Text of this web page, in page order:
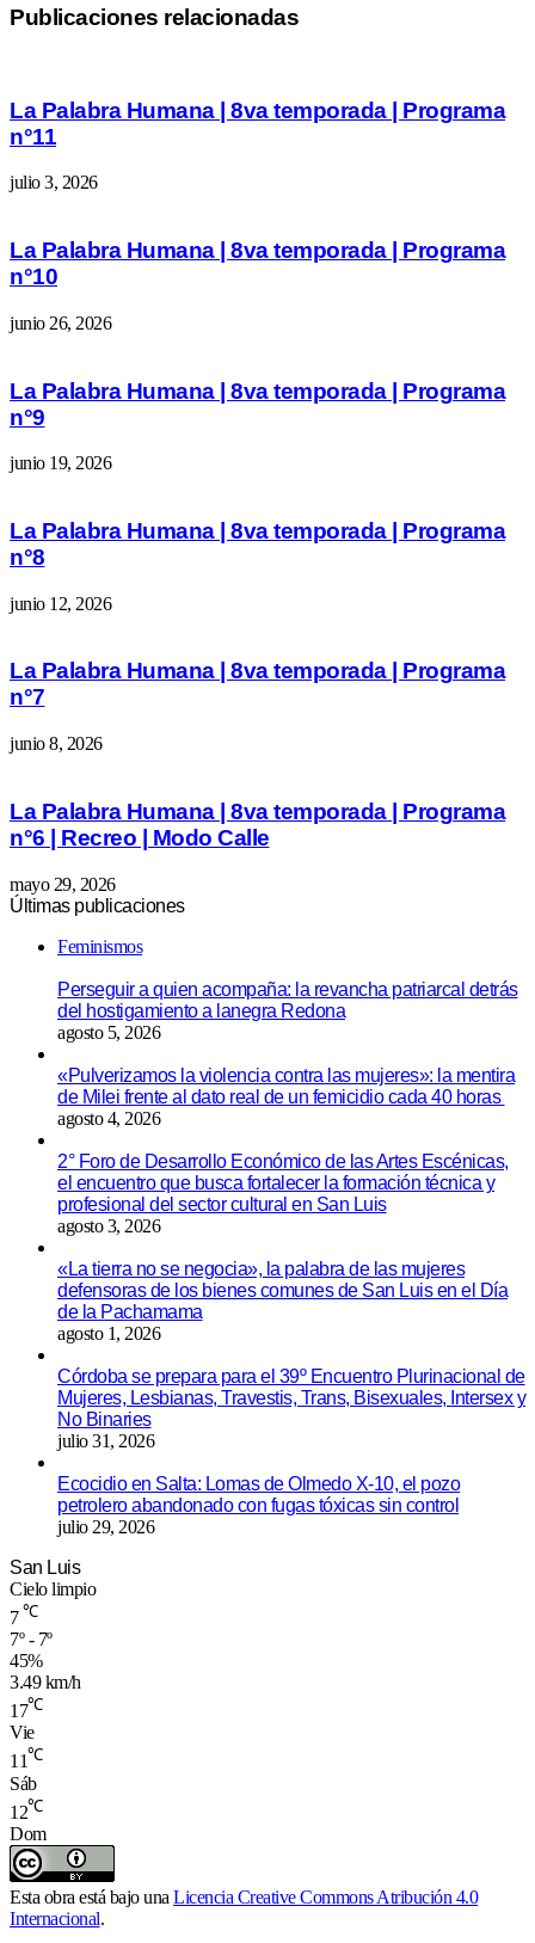
Publicaciones relacionadas
La Palabra Humana | 8va temporada | Programa
n°11
julio 3, 2026
La Palabra Humana | 8va temporada | Programa
n°10
junio 26, 2026
La Palabra Humana | 8va temporada | Programa
n°9
junio 19, 2026
La Palabra Humana | 8va temporada | Programa
n°8
junio 12, 2026
La Palabra Humana | 8va temporada | Programa
n°7
junio 8, 2026
La Palabra Humana | 8va temporada | Programa
n°6 | Recreo | Modo Calle
mayo 29, 2026
Últimas publicaciones
Feminismos
Perseguir a quien acompaña: la revancha patriarcal detrás
del hostigamiento a lanegra Redona
agosto 5, 2026
«Pulverizamos la violencia contra las mujeres»: la mentira
de Milei frente al dato real de un femicidio cada 40 horas
agosto 4, 2026
2° Foro de Desarrollo Económico de las Artes Escénicas,
el encuentro que busca fortalecer la formación técnica y
profesional del sector cultural en San Luis
agosto 3, 2026
«La tierra no se negocia», la palabra de las mujeres
defensoras de los bienes comunes de San Luis en el Día
de la Pachamama
agosto 1, 2026
Córdoba se prepara para el 39º Encuentro Plurinacional de
Mujeres, Lesbianas, Travestis, Trans, Bisexuales, Intersex y
No Binaries
julio 31, 2026
Ecocidio en Salta: Lomas de Olmedo X-10, el pozo
petrolero abandonado con fugas tóxicas sin control
julio 29, 2026
San Luis
Cielo limpio
7 ℃
7º - 7º
45%
3.49 km/h
17℃
Vie
11℃
Sáb
12℃
Dom
Esta obra está bajo una Licencia Creative Commons Atribución 4.0
Internacional.